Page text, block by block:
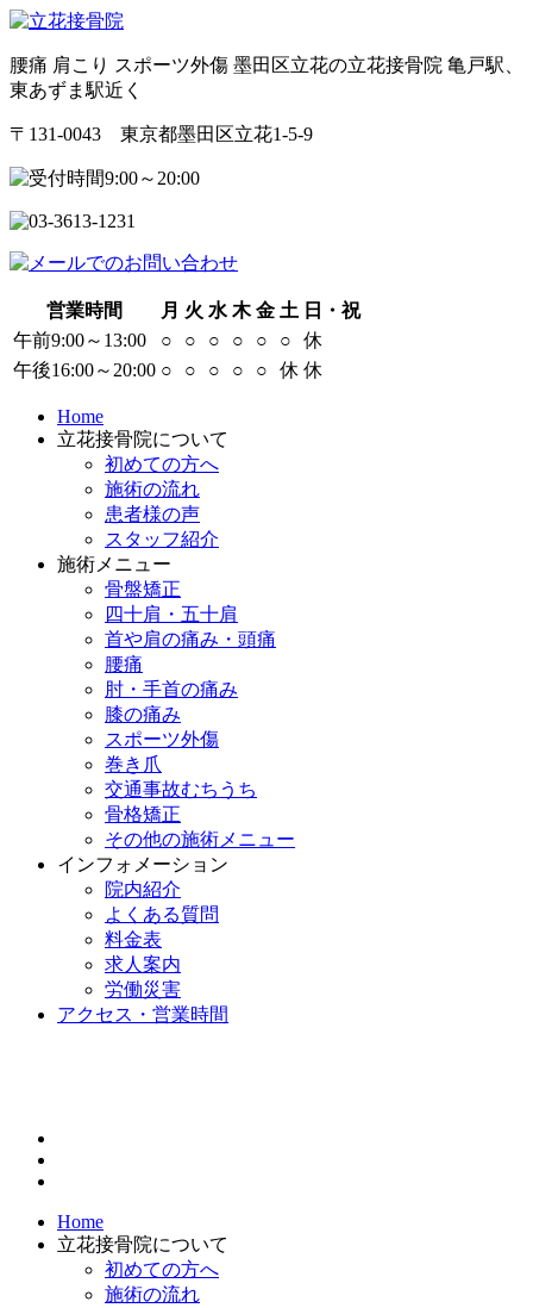
腰痛 肩こり スポーツ外傷 墨田区立花の立花接骨院 亀戸駅、
東あずま駅近く
〒131-0043 東京都墨田区立花1-5-9
営業時間 月 火 水 木 金 土 日・祝
午前9:00～13:00
○ ○ ○ ○ ○ ○
休
午後16:00～20:00 ○ ○ ○ ○ ○ 休 休
Home
立花接骨院について
初めての方へ
施術の流れ
患者様の声
スタッフ紹介
施術メニュー
骨盤矯正
四十肩・五十肩
首や肩の痛み・頭痛
腰痛
肘・手首の痛み
膝の痛み
スポーツ外傷
巻き爪
交通事故むちうち
骨格矯正
その他の施術メニュー
インフォメーション
院内紹介
よくある質問
料金表
求人案内
労働災害
アクセス・営業時間
Home
立花接骨院について
初めての方へ
施術の流れ